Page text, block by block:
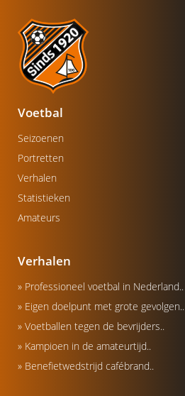
Voetbal
Seizoenen
Portretten
Verhalen
Statistieken
Amateurs
Verhalen
» Professioneel voetbal in Nederland..
» Eigen doelpunt met grote gevolgen..
» Voetballen tegen de bevrijders..
» Kampioen in de amateurtijd..
» Benefietwedstrijd cafébrand..